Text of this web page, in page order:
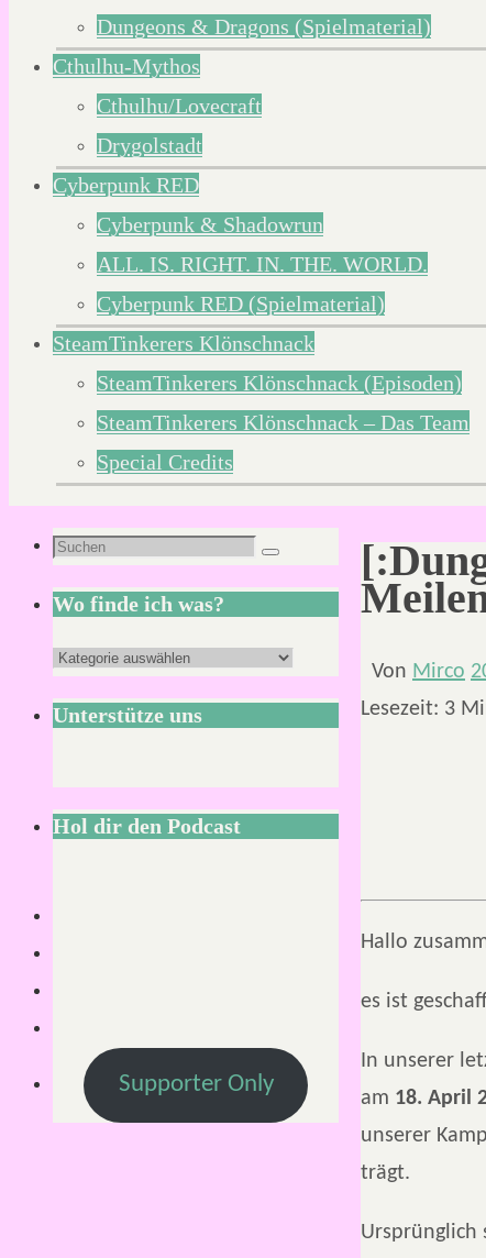
Dungeons & Dragons (Spielmaterial)
Cthulhu-Mythos
Cthulhu/Lovecraft
Drygolstadt
Cyberpunk RED
Cyberpunk & Shadowrun
ALL. IS. RIGHT. IN. THE. WORLD.
Cyberpunk RED (Spielmaterial)
SteamTinkerers Klönschnack
SteamTinkerers Klönschnack (Episoden)
SteamTinkerers Klönschnack – Das Team
Special Credits
Von Mirco
Lesezeit: 3
Hallo
es ist
In unserer
am 18. April
unserer
trägt.
Ursprünglich
Suchen
nach:
Suchen
Wo finde ich was?
Wo
finde
ich
Unterstütze uns
Hol dir den Podcast
Supporter Only